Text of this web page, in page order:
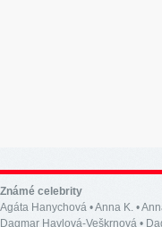
Známé celebrity
Agáta Hanychová •Anna K. •
Dagmar Havlová-Veškrnová •